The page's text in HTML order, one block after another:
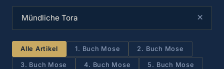
×
Alle Artikel 1. Buch Mose 2. Buch Mose
3. Buch Mose 4. Buch Mose 5. Buch Mose